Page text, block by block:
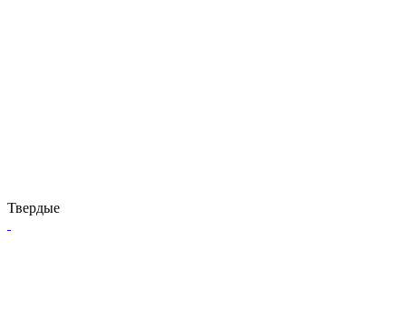
Твердые